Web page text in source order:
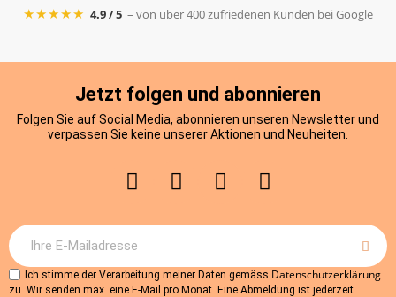
★★★★★ 4.9 / 5 – von über 400 zufriedenen Kunden bei Google
Jetzt folgen und abonnieren
Folgen Sie auf Social Media, abonnieren unseren Newsletter und
verpassen Sie keine unserer Aktionen und Neuheiten.
Ich stimme der Verarbeitung meiner Daten gemäss Datenschutzerklärung
zu. Wir senden max. eine E-Mail pro Monat. Eine Abmeldung ist jederzeit